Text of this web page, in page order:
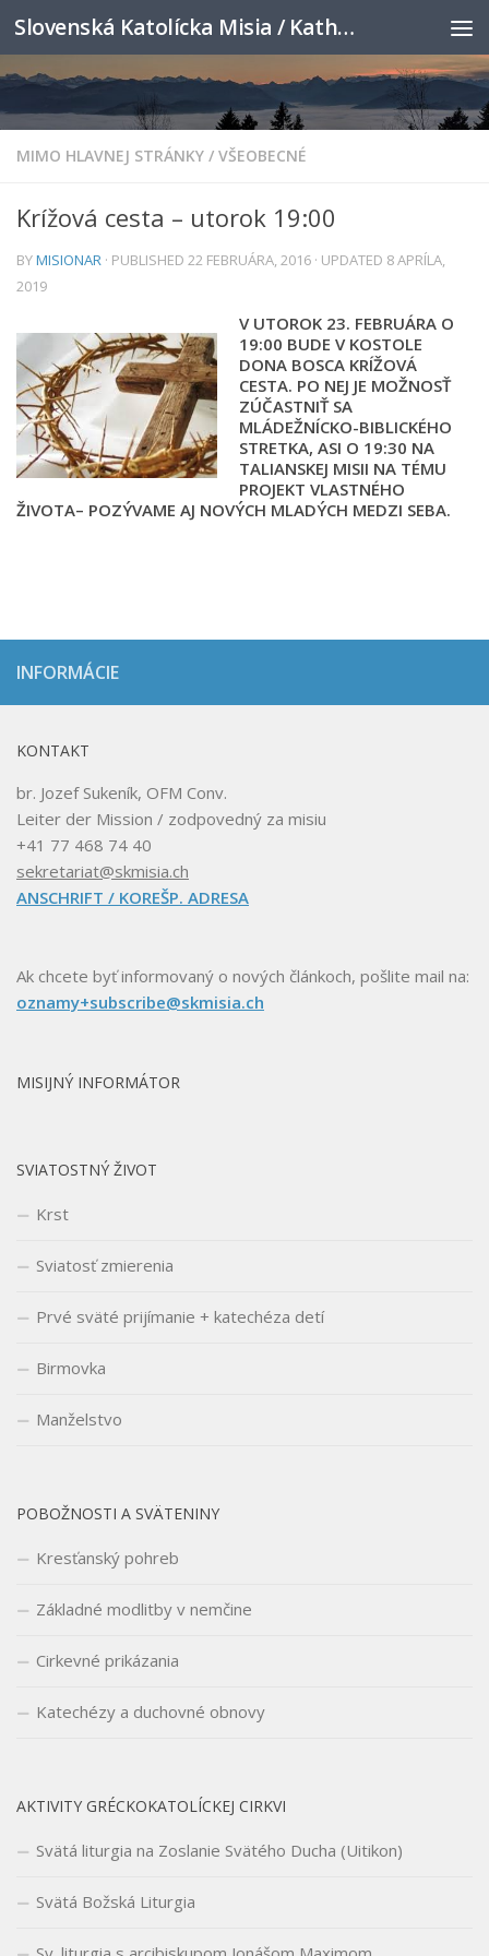
Skip to content Slovenská Katolícka Misia / Katholische Slowakenmission
MIMO HLAVNEJ STRÁNKY / VŠEOBECNÉ
Krížová cesta – utorok 19:00
BYMISIONAR · PUBLISHED 22 FEBRUÁRA, 2016 · UPDATED 8 APRÍLA,
2019
V UTOROK 23. FEBRUÁRA O
19:00 BUDE V KOSTOLE
DONA BOSCA KRÍŽOVÁ
CESTA. PO NEJ JE MOŽNOSŤ
ZÚČASTNIŤ SA
MLÁDEŽNÍCKO-BIBLICKÉHO
STRETKA, ASI O 19:30 NA
TALIANSKEJ MISII NA TÉMU
PROJEKT VLASTNÉHO
ŽIVOTA– POZÝVAME AJ NOVÝCH MLADÝCH MEDZI SEBA.
INFORMÁCIE
KONTAKT
br. Jozef Sukeník, OFM Conv.
Leiter der Mission / zodpovedný za misiu
+41 77 468 74 40
sekretariat@skmisia.ch
ANSCHRIFT / KOREŠP. ADRESA
Ak chcete byť informovaný o nových článkoch, pošlite mail na:
oznamy+subscribe@skmisia.ch
MISIJNÝ INFORMÁTOR
SVIATOSTNÝ ŽIVOT
Krst
Sviatosť zmierenia
Prvé sväté prijímanie + katechéza detí
Birmovka
Manželstvo
POBOŽNOSTI A SVÄTENINY
Kresťanský pohreb
Základné modlitby v nemčine
Cirkevné prikázania
Katechézy a duchovné obnovy
AKTIVITY GRÉCKOKATOLÍCKEJ CIRKVI
Svätá liturgia na Zoslanie Svätého Ducha (Uitikon)
Svätá Božská Liturgia